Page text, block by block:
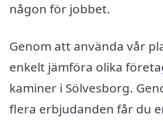
någon för jobbet.
Genom att använda vår
enkelt jämföra olika
kaminer i Sölvesborg.
flera erbjudanden får du